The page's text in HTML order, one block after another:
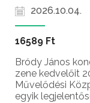
2026.10.04.
16589 Ft
Bródy János
zene kedvelőit
Művelődési
egyik